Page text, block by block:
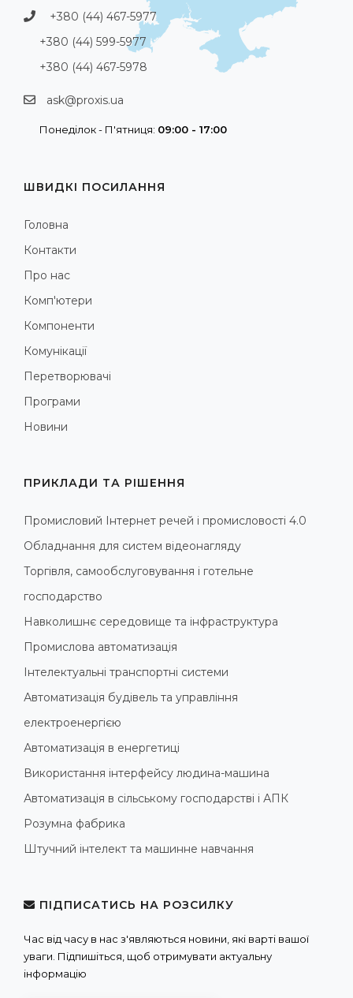
+380 (44) 467-5977
+380 (44) 599-5977
+380 (44) 467-5978
ask@proxis.ua
Понеділок - П'ятниця: 09:00 - 17:00
ШВИДКІ ПОСИЛАННЯ
Головна
Контакти
Про нас
Комп'ютери
Компоненти
Комунікації
Перетворювачі
Програми
Новини
ПРИКЛАДИ ТА РІШЕННЯ
Промисловий Інтернет речей і промисловості 4.0
Обладнання для систем відеонагляду
Торгівля, самообслуговування і готельне
господарство
Навколишнє середовище та інфраструктура
Промислова автоматизація
Інтелектуальні транспортні системи
Автоматизація будівель та управління
електроенергією
Автоматизація в енергетиці
Використання інтерфейсу людина-машина
Автоматизація в сільському господарстві і АПК
Розумна фабрика
Штучний інтелект та машинне навчання
ПІДПИСАТИСЬ НА РОЗСИЛКУ
Час від часу в нас з'являються новини, які варті вашої
уваги. Підпишіться, щоб отримувати актуальну
інформацію